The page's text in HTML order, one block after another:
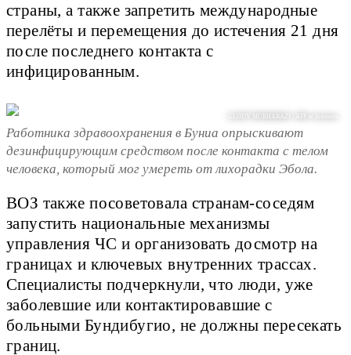
страны, а также запретить международные
перелёты и перемещения до истечения 21 дня
после последнего контакта с
инфицированным.
GLODY MURHABAZI / AFP or licensors
Работника здравоохранения в Буниа опрыскивают
дезинфицирующим средством после контакта с телом
человека, который мог умереть от лихорадки Эбола.
ВОЗ также посоветовала странам-соседям
запустить национальные механизмы
управления ЧС и организовать досмотр на
границах и ключевых внутренних трассах.
Специалисты подчеркнули, что люди, уже
заболевшие или контактировавшие с
больными Бундибугио, не должны пересекать
границ.